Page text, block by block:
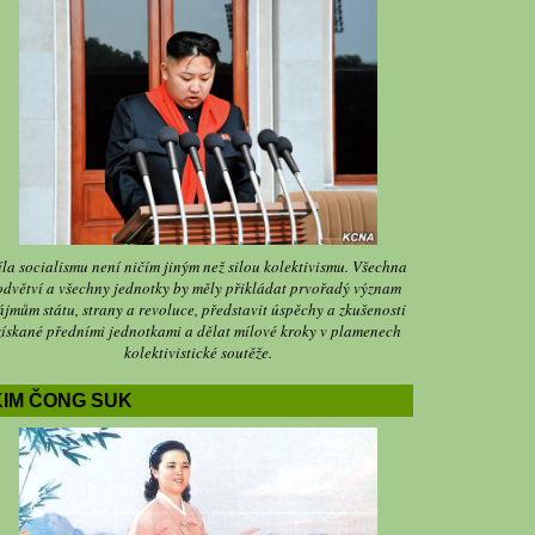
socialismu není ničím jiným než silou kolektivismu. Všechna
a všechny jednotky by měly přikládat prvořadý význam
státu, strany a revoluce, představit úspěchy a zkušenosti
předními jednotkami a dělat mílové kroky v plamenech
kolektivistické soutěže.
ČONG SUK